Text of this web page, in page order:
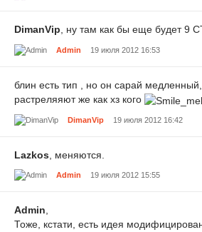
DimanVip , ну там как бы еще будет 9
Admin 19 июля 2012 16:53
блин есть тип , но он сарай
растреляяют же как хз кого
DimanVip 19 июля 2012 16:42
Lazkos, меняются.
Admin 19 июля 2012 15:55
Admin,
Тоже, кстати, есть идея